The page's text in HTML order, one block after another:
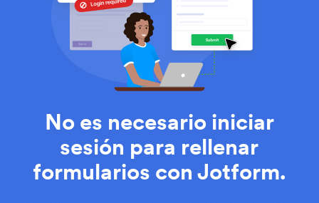
No es necesario iniciar
sesión para rellenar
formularios con Jotform.